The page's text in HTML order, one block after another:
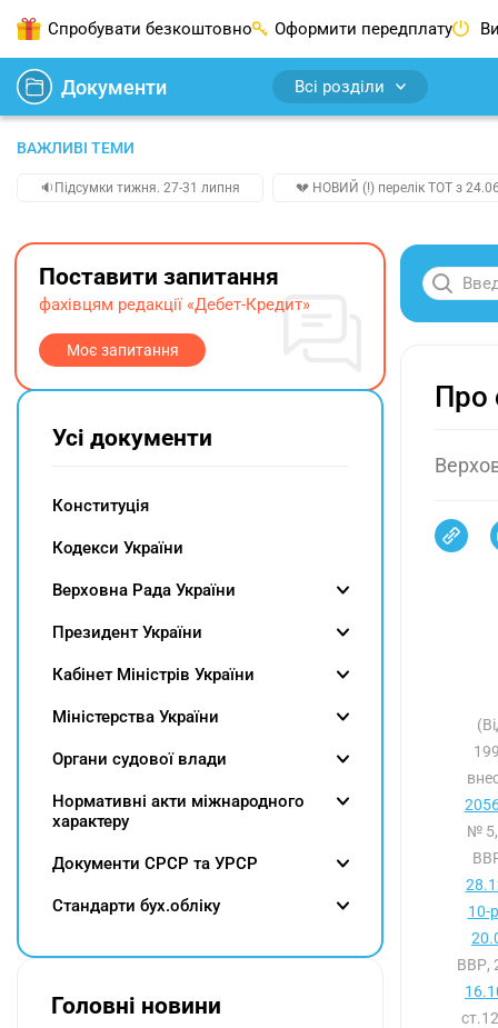
Спробувати безкоштовно Оформити передплату
Документи Всі розділи
ВАЖЛИВІ ТЕМИ
🔉Підсумки тижня. 27-31 липня 💔 НОВИЙ (!) перелік ТОТ з
Про
№ 5,
10-
ВВР,
ст.12
Поставити запитання
фахівцям редакції «Дебет-Кредит»
Моє запитання
Усі документи
Конституція
Кодекси України
Верховна Рада України
Президент України
Кабінет Міністрів України
Міністерства України
Органи судової влади
Нормативні акти міжнародного
характеру
Документи СРСР та УРСР
Cтандарти бух.обліку
Головні новини